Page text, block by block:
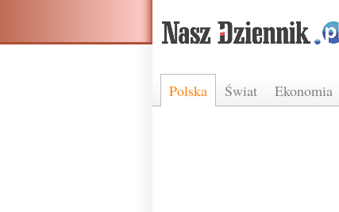
Polska Świat Ekonomia